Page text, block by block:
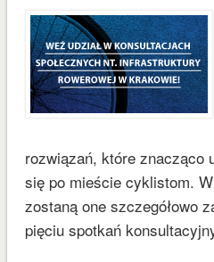
rozwiązań, które znacząco
się po mieście cyklistom.
zostaną one szczegółowo
pięciu spotkań